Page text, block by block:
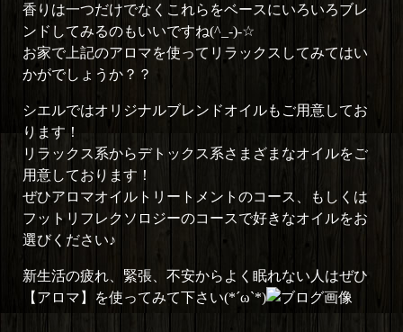
香りは一つだけでなくこれらをベースにいろいろブレ
ンドしてみるのもいいですね(^_-)-☆
お家で上記のアロマを使ってリラックスしてみてはい
かがでしょうか？？
シエルではオリジナルブレンドオイルもご用意してお
ります！
リラックス系からデトックス系さまざまなオイルをご
用意しております！
ぜひアロマオイルトリートメントのコース、もしくは
フットリフレクソロジーのコースで好きなオイルをお
選びください♪
新生活の疲れ、緊張、不安からよく眠れない人はぜひ
【アロマ】を使ってみて下さい(*´ω`*)